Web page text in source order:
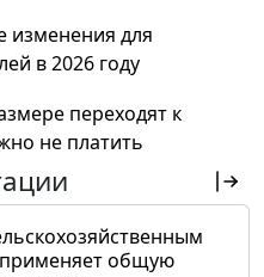
изменения для
в 2026 году
переходят к
не платить
общую